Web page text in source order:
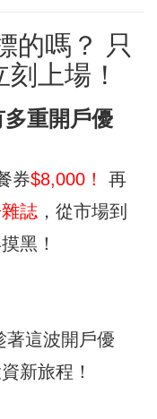
的嗎？ 只
上場！
重開戶優
券$8,000！
再
誌 ，從市場到
黑！
著這波開戶優
新旅程！